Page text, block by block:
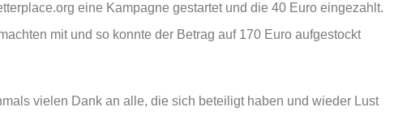
eine Kampagne gestartet und die 40 Euro eingezahlt.
mit und so konnte der Betrag auf 170 Euro aufgestockt
vielen Dank an alle, die sich beteiligt haben und wieder Lust